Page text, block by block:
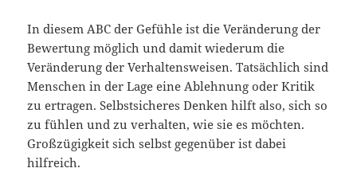
In diesem ABC der Gefühle ist die Veränderung der
Bewertung möglich und damit wiederum die
Veränderung der Verhaltensweisen. Tatsächlich sind
Menschen in der Lage eine Ablehnung oder Kritik
zu ertragen. Selbstsicheres Denken hilft also, sich so
zu fühlen und zu verhalten, wie sie es möchten.
Großzügigkeit sich selbst gegenüber ist dabei
hilfreich.